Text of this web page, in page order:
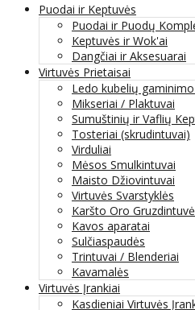
Puodai ir Keptuvės
Puodai ir Puodų
Keptuvės ir Wok'ai
Dangčiai ir Aksesuarai
Virtuvės Prietaisai
Ledo kubelių
Mikseriai / Plaktuvai
Sumuštinių ir Vaflių
Tosteriai (skrudintuvai)
Virduliai
Mėsos Smulkintuvai
Maisto Džiovintuvai
Virtuvės Svarstyklės
Karšto Oro
Kavos aparatai
Sulčiaspaudės
Trintuvai / Blenderiai
Kavamalės
Virtuvės Įrankiai
Kasdieniai Virtuvės